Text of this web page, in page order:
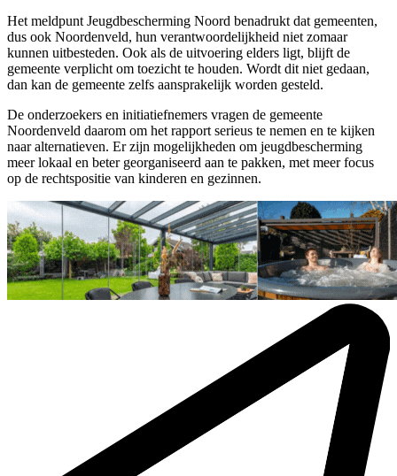
Het meldpunt Jeugdbescherming Noord benadrukt dat gemeenten,
dus ook Noordenveld, hun verantwoordelijkheid niet zomaar
kunnen uitbesteden. Ook als de uitvoering elders ligt, blijft de
gemeente verplicht om toezicht te houden. Wordt dit niet gedaan,
dan kan de gemeente zelfs aansprakelijk worden gesteld.
De onderzoekers en initiatiefnemers vragen de gemeente
Noordenveld daarom om het rapport serieus te nemen en te kijken
naar alternatieven. Er zijn mogelijkheden om jeugdbescherming
meer lokaal en beter georganiseerd aan te pakken, met meer focus
op de rechtspositie van kinderen en gezinnen.